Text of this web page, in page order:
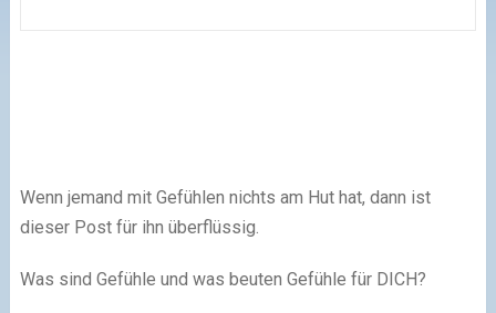
Wenn jemand mit Gefühlen nichts am Hut hat, dann ist
dieser Post für ihn überflüssig.
Was sind Gefühle und was beuten Gefühle für DICH?